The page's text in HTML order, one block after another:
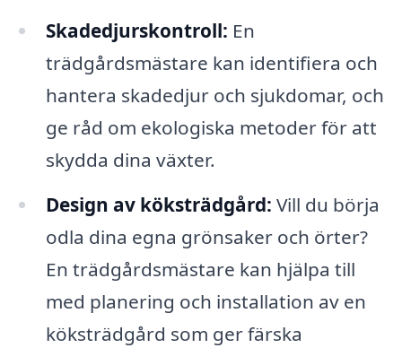
Skadedjurskontroll: En
trädgårdsmästare kan identifiera och
hantera skadedjur och sjukdomar, och
ge råd om ekologiska metoder för att
skydda dina växter.
Design av köksträdgård: Vill du börja
odla dina egna grönsaker och örter?
En trädgårdsmästare kan hjälpa till
med planering och installation av en
köksträdgård som ger färska